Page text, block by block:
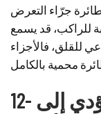
جرّاء التعرض
عاماً. وبالنسبة للراكب، قد يسمع
للقلق، فالأجزاء
12- ما الأسباب التي قد تؤدي إلى